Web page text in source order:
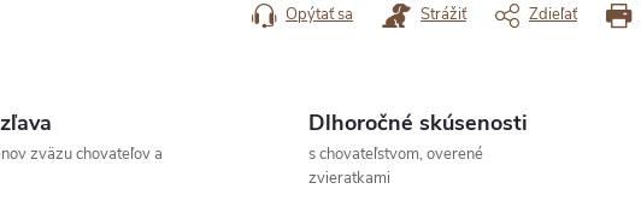
Opýtať sa Strážiť Zdieľať
zväzu chovateľov a
Dlhoročné skúsenosti
s chovateľstvom, overené
zvieratkami